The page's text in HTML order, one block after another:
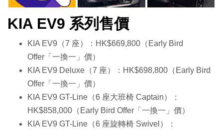
KIA EV9 系列售價
KIA EV9（7 座）：HK$669,800（Early Bird
Offer「一換一」價）
KIA EV9 Deluxe（7 座）：HK$698,800（Early Bird
Offer「一換一」價）
KIA EV9 GT-Line（6 座大班椅 Captain）：
HK$858,000（Early Bird Offer「一換一」價）
KIA EV9 GT-Line（6 座旋轉椅 Swivel）：